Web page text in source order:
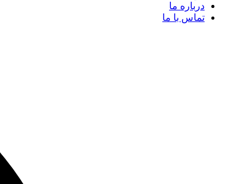
درباره ما
تماس با ما